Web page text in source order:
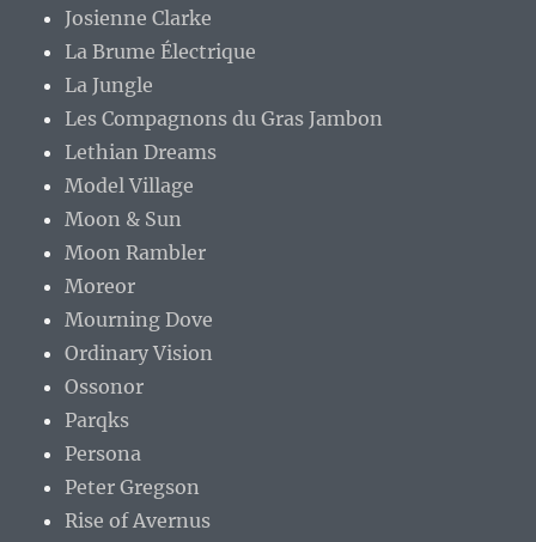
Josienne Clarke
La Brume Électrique
La Jungle
Les Compagnons du Gras Jambon
Lethian Dreams
Model Village
Moon & Sun
Moon Rambler
Moreor
Mourning Dove
Ordinary Vision
Ossonor
Parqks
Persona
Peter Gregson
Rise of Avernus